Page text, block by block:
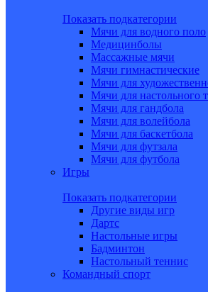
Показать подкатегории
Мячи для водного поло
Медицинболы
Массажные мячи
Мячи гимнастические
Мячи для
Мячи для настольного
Мячи для гандбола
Мячи для волейбола
Мячи для баскетбола
Мячи для футзала
Мячи для футбола
Игры
Показать подкатегории
Другие виды игр
Дартс
Настольные игры
Бадминтон
Настольный теннис
Командный спорт